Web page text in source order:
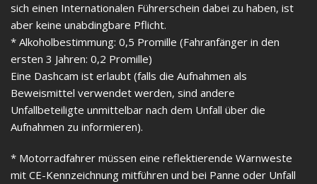
sich einen Internationalen Führerschein dabei zu haben, ist
aber keine unabdingbare Pflicht.
* Alkoholbestimmung: 0,5 Promille (Fahranfänger in den
ersten 3 Jahren: 0,2 Promille)
Eine Dashcam ist erlaubt (falls die Aufnahmen als
Beweismittel verwendet werden, sind andere
Unfallbeteiligte unmittelbar nach dem Unfall über die
Aufnahmen zu informieren).
* Motorradfahrer müssen eine reflektierende Warnweste
mit CE-Kennzeichnung mitführen und bei Panne oder Unfall